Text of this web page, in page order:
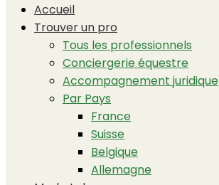
Accueil
Trouver un pro
Tous les professionnels
Conciergerie équestre
Accompagnement juridique
Par Pays
France
Suisse
Belgique
Allemagne